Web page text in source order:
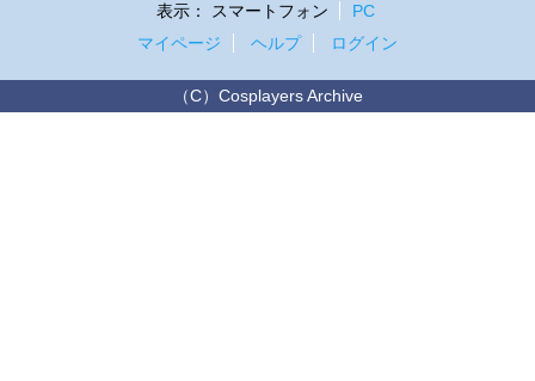
表示： スマートフォン
PC
マイページ
ヘルプ ログイン
（C）Cosplayers Archive